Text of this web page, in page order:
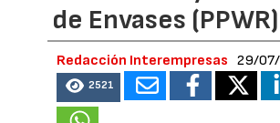
de Envases (PPWR)
Redacción Interempresas 29/
2521